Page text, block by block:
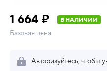
1 664 ₽ В НАЛИЧИИ
Базовая цена
Авторизуйтесь, чтобы